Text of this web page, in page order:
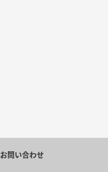
お問い合わせ